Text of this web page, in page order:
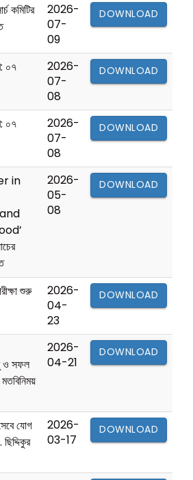
কমিটির
2026-
07-
09
DOWNLOAD
০৭
2026-
07-
08
DOWNLOAD
০৭
2026-
07-
08
DOWNLOAD
in
2026-
05-
08
DOWNLOAD
শুরু
2026-
04-
23
DOWNLOAD
ও সফল
2026-
04-21
DOWNLOAD
যোগ
2026-
03-17
DOWNLOAD